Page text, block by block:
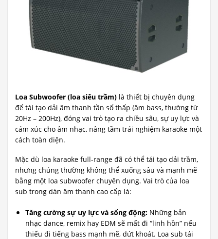
Loa Subwoofer (loa siêu trầm) là thiết bị chuyên dụng
để tái tạo dải âm thanh tần số thấp (âm bass, thường từ
20Hz – 200Hz), đóng vai trò tạo ra chiều sâu, sự uy lực và
cảm xúc cho âm nhạc, nâng tầm trải nghiệm karaoke một
cách toàn diện.
Mặc dù loa karaoke full-range đã có thể tái tạo dải trầm,
nhưng chúng thường không thể xuống sâu và mạnh mẽ
bằng một loa subwoofer chuyên dụng. Vai trò của loa
sub trong dàn âm thanh cao cấp là:
Tăng cường sự uy lực và sống động:Những bản
nhạc dance, remix hay EDM sẽ mất đi “linh hồn” nếu
thiếu đi tiếng bass mạnh mẽ, dứt khoát. Loa sub tái